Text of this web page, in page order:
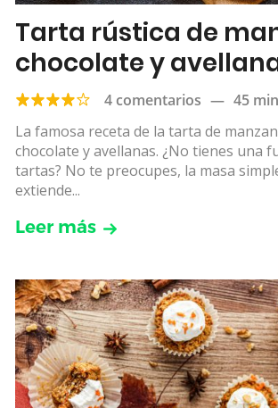
Tarta rústica de
chocolate y
4 comentarios — 45
La famosa receta de la tarta de
chocolate y avellanas. ¿No tienes una
tartas? No te preocupes, la masa
extiende...
Leer más